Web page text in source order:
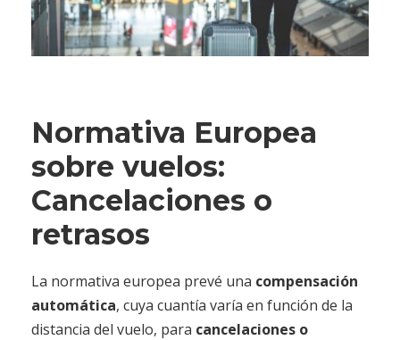
Normativa Europea
sobre vuelos:
Cancelaciones o
retrasos
La normativa europea prevé una compensación
automática, cuya cuantía varía en función de la
distancia del vuelo, para cancelaciones o